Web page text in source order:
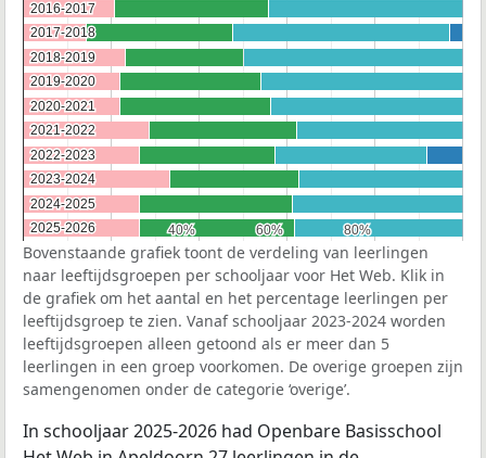
40%
40% 60%
60% 80%
80%
2016-2017
2016-2017
2017-2018
2017-2018
2018-2019
2018-2019
2019-2020
2019-2020
2020-2021
2020-2021
2021-2022
2021-2022
2022-2023
2022-2023
2023-2024
2023-2024
2024-2025
2024-2025
2025-2026
2025-2026
Bovenstaande grafiek toont de verdeling van leerlingen
naar leeftijdsgroepen per schooljaar voor Het Web. Klik in
de grafiek om het aantal en het percentage leerlingen per
leeftijdsgroep te zien. Vanaf schooljaar 2023-2024 worden
leeftijdsgroepen alleen getoond als er meer dan 5
leerlingen in een groep voorkomen. De overige groepen zijn
samengenomen onder de categorie ‘overige’.
In schooljaar 2025-2026 had Openbare Basisschool